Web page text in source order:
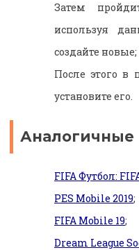
Затем
используя
создайте новые;
После этого в
установите его.
Аналогичные
FIFA Футбол:
PES Mobile 2019;
FIFA Mobile 19;
Dream League